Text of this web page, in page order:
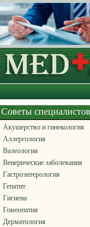
Советы специалистов
Акушерство и гинекология
Аллергология
Валеология
Венерические заболевания
Гастроэнтерология
Гепатит
Гигиена
Гомеопатия
Дерматология